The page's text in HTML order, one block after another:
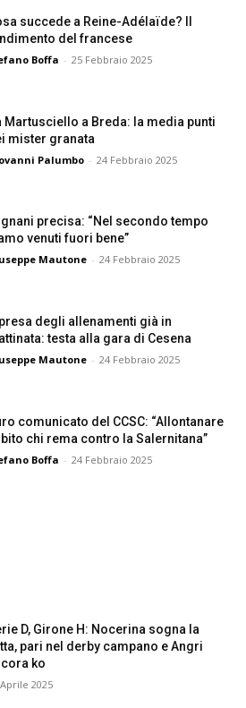
succede a Reine-Adélaïde? Il
del francese
Boffa - 25 Febbraio 2025
Martusciello a Breda: la media punti
mister granata
Palumbo - 24 Febbraio 2025
precisa: “Nel secondo tempo
venuti fuori bene”
Mautone - 24 Febbraio 2025
degli allenamenti già in
testa alla gara di Cesena
Mautone - 24 Febbraio 2025
comunicato del CCSC: “Allontanare
chi rema contro la Salernitana”
Boffa - 24 Febbraio 2025
D, Girone H: Nocerina sogna la
pari nel derby campano e Angri
ko
2025